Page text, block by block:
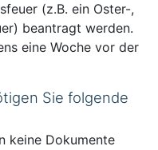
(z.B. ein Oster-,
beantragt werden.
eine Woche vor der
Sie folgende
keine Dokumente